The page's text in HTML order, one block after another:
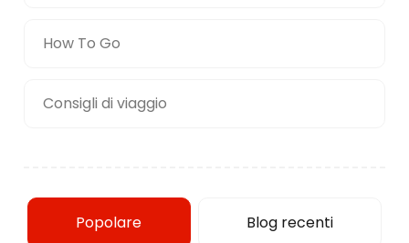
How To Go
Consigli di viaggio
Popolare Blog recenti